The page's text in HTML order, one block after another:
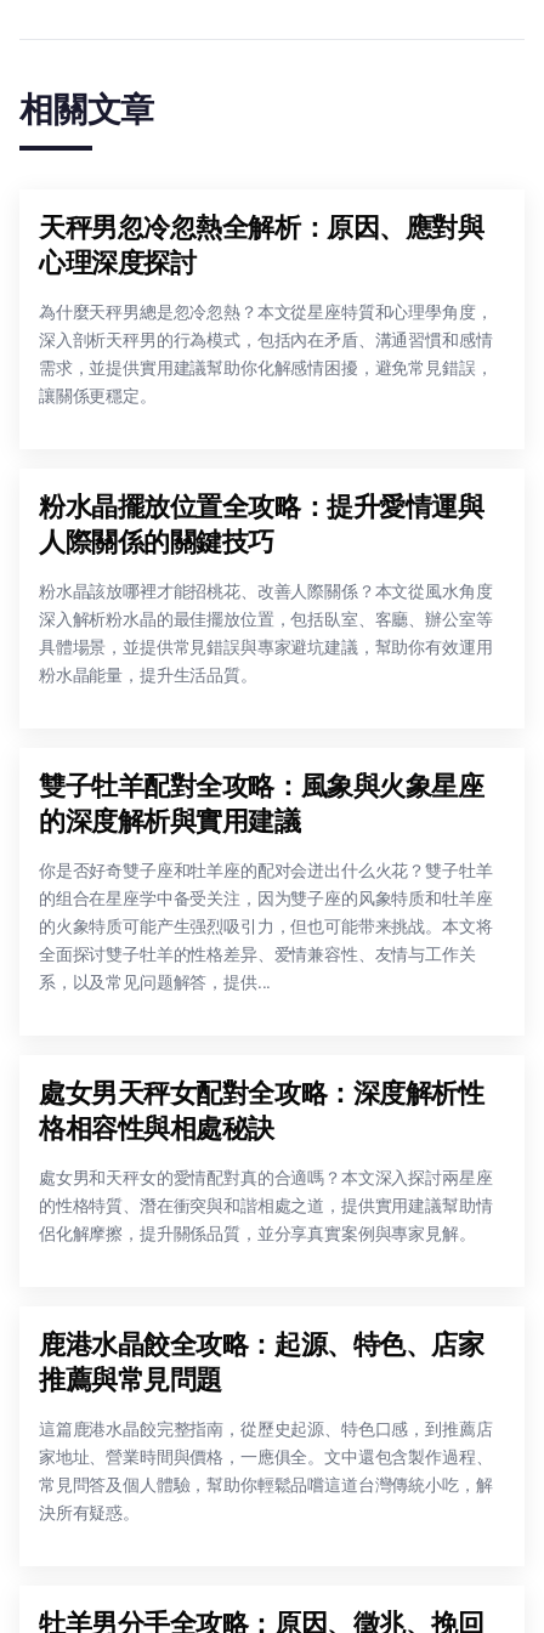
相關文章
天秤男忽冷忽熱全解析：原因、應對與
心理深度探討
為什麼天秤男總是忽冷忽熱？本文從星座特質和心理學角度，
深入剖析天秤男的行為模式，包括內在矛盾、溝通習慣和感情
需求，並提供實用建議幫助你化解感情困擾，避免常見錯誤，
讓關係更穩定。
粉水晶擺放位置全攻略：提升愛情運與
人際關係的關鍵技巧
粉水晶該放哪裡才能招桃花、改善人際關係？本文從風水角度
深入解析粉水晶的最佳擺放位置，包括臥室、客廳、辦公室等
具體場景，並提供常見錯誤與專家避坑建議，幫助你有效運用
粉水晶能量，提升生活品質。
雙子牡羊配對全攻略：風象與火象星座
的深度解析與實用建議
你是否好奇雙子座和牡羊座的配对会迸出什么火花？雙子牡羊
的组合在星座学中备受关注，因为雙子座的风象特质和牡羊座
的火象特质可能产生强烈吸引力，但也可能带来挑战。本文将
全面探讨雙子牡羊的性格差异、爱情兼容性、友情与工作关
系，以及常见问题解答，提供...
處女男天秤女配對全攻略：深度解析性
格相容性與相處秘訣
處女男和天秤女的愛情配對真的合適嗎？本文深入探討兩星座
的性格特質、潛在衝突與和諧相處之道，提供實用建議幫助情
侶化解摩擦，提升關係品質，並分享真實案例與專家見解。
鹿港水晶餃全攻略：起源、特色、店家
推薦與常見問題
這篇鹿港水晶餃完整指南，從歷史起源、特色口感，到推薦店
家地址、營業時間與價格，一應俱全。文中還包含製作過程、
常見問答及個人體驗，幫助你輕鬆品嚐這道台灣傳統小吃，解
決所有疑惑。
牡羊男分手全攻略：原因、徵兆、挽回